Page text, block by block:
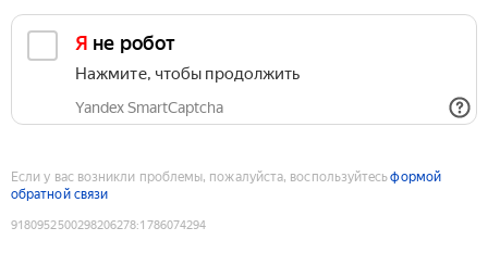
Я не робот
Нажмите, чтобы продолжить
Yandex SmartCaptcha
Если у вас возникли проблемы, пожалуйста, воспользуйтесьформой
обратной связи
9180952500298206278:1786074294